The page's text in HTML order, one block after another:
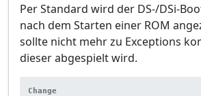
Per Standard wird der DS-/DSi-
nach dem Starten einer ROM
sollte nicht mehr zu Exceptions
dieser abgespielt wird.
Change